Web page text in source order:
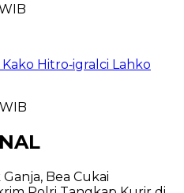
Hitro‑igralci Lahko